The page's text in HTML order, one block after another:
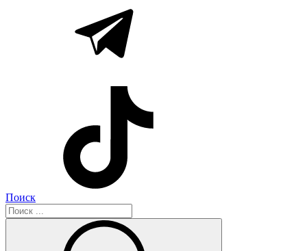
Поиск